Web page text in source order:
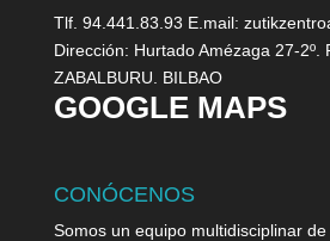
Tlf. 94.441.83.93 E.mail:
Dirección: Hurtado Amézaga 27-2º.
ZABALBURU. BILBAO
GOOGLE MAPS
CONÓCENOS
Somos un equipo multidisciplinar de